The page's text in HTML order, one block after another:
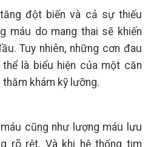
đột biến và cả sự thiếu
máu do mang thai sẽ khiến
Tuy nhiên, những cơn đau
là biểu hiện của một căn
khám kỹ lưỡng.
cũng như lượng máu lưu
rõ rệt. Và khi hệ thống tim